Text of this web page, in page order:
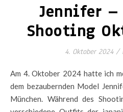
Jennifer –
Shooting
4. Oktober 2024 /
Am 4. Oktober 2024 hatte ich mein erstes Fotoshooting mit
dem bezaubernden Model
München. Während des